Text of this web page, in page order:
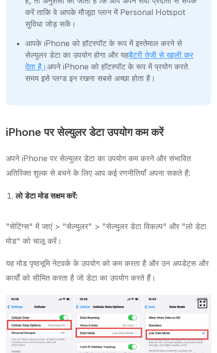
करें ताकि वे आपके मौजूदा प्लान में Personal Hotspot
सुविधा जोड़ सकें।
आपके iPhone को हॉटस्पॉट के रूप में इस्तेमाल करने से
सेल्युलर डेटा का उपयोग होगा और यहबैटरी तेजी से खाली कर
देता है। अपने iPhone को हॉटस्पॉट के रूप में प्रयोग करते
समय इसे प्लग्ड इन रखना सबसे अच्छा होता है।
iPhone पर सेल्युलर डेटा उपयोग कम करें
अपने iPhone पर सेल्युलर डेटा का उपयोग कम करने और संभावित
अतिरिक्त शुल्क से बचने के लिए आप कई रणनीतियाँ अपना सकते हैं:
लो डेटा मोड सक्षम करें:
"सेटिंग्स" में जाएं > "सेल्युलर" > "सेल्युलर डेटा विकल्प" और "लो डेटा
मोड" को चालू करें।
यह मोड पृष्ठभूमि नेटवर्क के उपयोग को कम करता है और उन अपडेट्स और
कार्यों को सीमित करता है जो डेटा का उपयोग करते हैं।